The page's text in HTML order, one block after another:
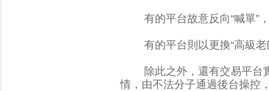
有的平台故意反向“喊單”
有的平台則以更換“高級老
除此之外，還有交易平
情，由不法分子通過後台操控